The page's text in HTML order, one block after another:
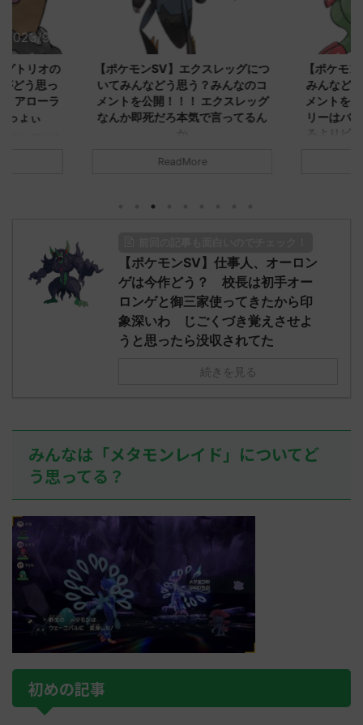
2023/9/8
トリオの
どう思っ
アローラ
っょぃ
リージョ
ただダグト
れたウミト
た！ (ﾜｯﾁ
【ポケモンSV】エクスレッグにつ
いてみんなどう思う？みんなのコ
メントを公開！！！ エクスレッグ
なんか即死だろ本気で言ってるん
う思ってる？ 初めの記事 元のス
01:07:00.69ID:oUI00NrJ0 エクスレ
ッグヘルムかっこいいから助かる 名
無しさん0971 0971 名無しさん、君に
決めた！ (ﾜｯﾁｮｲW b524-NwUu)
2023/06/28(水 ...
ReadMore
【ポケモ
みんなど
メントを
リーはバ
るよりビ
2023/06/
え忘れたガ
たラウドボ
しさん0624
【ポケモンSV】仕事人、オーロン
ゲは今作どう？ 校長は初手オー
ロンゲと御三家使ってきたから印
象深いわ じごくづき覚えさせよ
うと思ったら没収されてた
続きを見る
みんなは「メタモンレイド」についてど
う思ってる？
初めの記事